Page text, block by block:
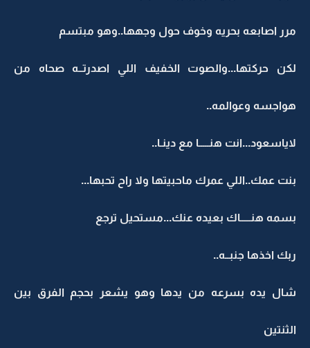
مرر اصابعه بحريه وخوف حول وجهها..وهو مبتسم
لكن حركتها...والصوت الخفيف اللي اصدرتــه صحاه من
هواجسه وعوالمه..
لاياسعود...انت هنـــــا مع دينـا..
بنت عمك..اللي عمرك ماحبيتها ولا راح تحبها...
بسمه هنـــــاك بعيده عنك...مستحيل ترجع
ربك اخذها جنبــه..
شال يده بسرعه من يدها وهو يشعر بحجم الفرق بين
الثنتين